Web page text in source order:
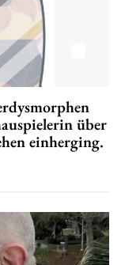
über
einherging.